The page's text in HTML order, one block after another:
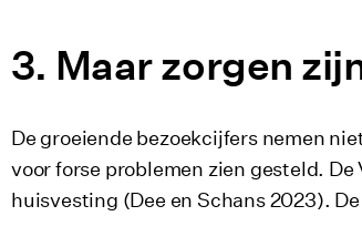
Maar zorgen
De groeiende bezoekcijfers nemen
voor forse problemen zien gesteld.
huisvesting (Dee en Schans 2023).